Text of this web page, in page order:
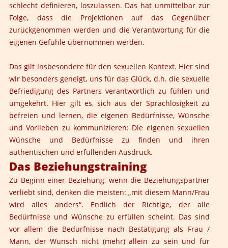
schlecht definieren, loszulassen. Das hat unmittelbar zur
Folge, dass die Projektionen auf das Gegenüber
zurückgenommen werden und die Verantwortung für die
eigenen Gefühle übernommen werden.
Das gilt insbesondere für den sexuellen Kontext. Hier sind
wir besonders geneigt, uns für das Glück, d.h. die sexuelle
Befriedigung des Partners verantwortlich zu fühlen und
umgekehrt. Hier gilt es, sich aus der Sprachlosigkeit zu
befreien und lernen, die eigenen Bedürfnisse, Wünsche
und Vorlieben zu kommunizieren: Die eigenen sexuellen
Wünsche und Bedürfnisse zu finden und ihren
authentischen und erfüllenden Ausdruck.
Das Beziehungstraining
Zu Beginn einer Beziehung, wenn die Beziehungspartner
verliebt sind, denken die meisten: „mit diesem Mann/Frau
wird alles anders“. Endlich der Richtige, der alle
Bedürfnisse und Wünsche zu erfüllen scheint. Das sind
vor allem die Bedürfnisse nach Bestätigung als Frau /
Mann, der Wunsch nicht (mehr) allein zu sein und für